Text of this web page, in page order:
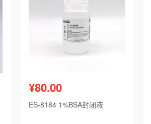
¥80.00
ES-8184 1%BSA封闭液